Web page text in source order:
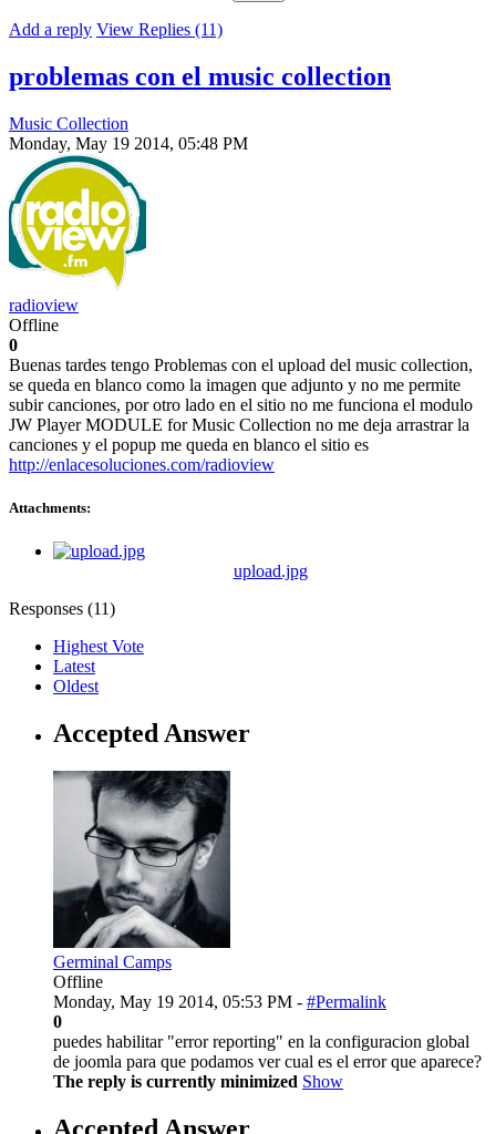
Add a reply View Replies (11)
problemas con el music collection
Music Collection
Monday, May 19 2014, 05:48 PM
radioview
Offline
0
Buenas tardes tengo Problemas con el upload del music collection,
se queda en blanco como la imagen que adjunto y no me permite
subir canciones, por otro lado en el sitio no me funciona el modulo
JW Player MODULE for Music Collection no me deja arrastrar la
canciones y el popup me queda en blanco el sitio es
http://enlacesoluciones.com/radioview
Attachments:
upload.jpg
Responses (11)
Highest Vote
Latest
Oldest
Accepted Answer
Germinal Camps
Offline
Monday, May 19 2014, 05:53 PM - #Permalink
0
puedes habilitar "error reporting" en la configuracion global
de joomla para que podamos ver cual es el error que aparece?
The reply is currently minimized Show